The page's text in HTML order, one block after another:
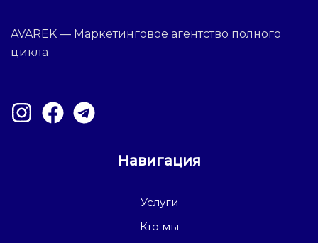
AVAREK — Маркетинговое агентство полного
цикла
Навигация
Услуги
Кто мы